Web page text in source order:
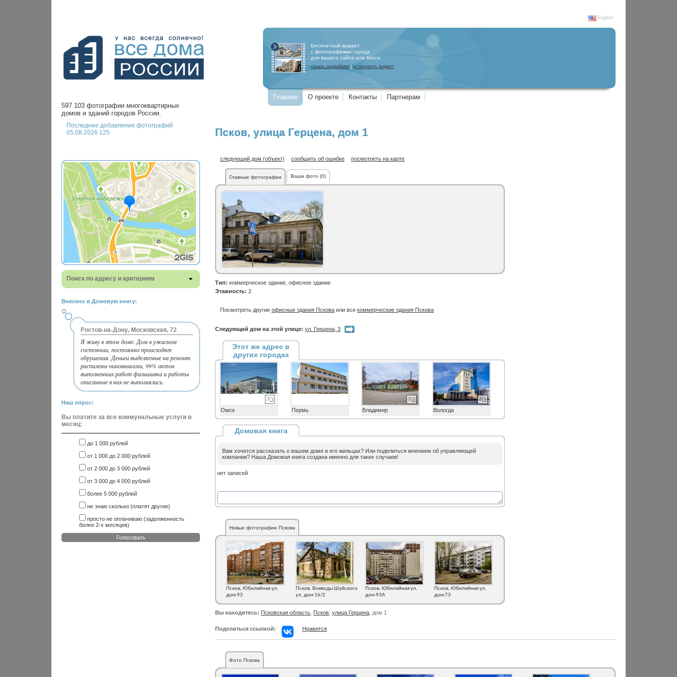
English
Бесплатный виджет
с фотографиями города
для вашего сайта или блога
узнать подробнее установить виджет
Главное О проекте Контакты
Партнерам
597 103 фотографии многоквартирных
домов и зданий городов России.
Последнее добавление фотографий
05.08.2026 125
Поиск по адресу и критериям
Внесено в Домовую книгу:
Ростов-на-Дону, Московская, 72
Я живу в этом доме. Дом в ужасном
состоянии, постоянно происходят
обрушения. Деньги выделяемые на ремонт
распилены чиновниками, 99% актов
выполненных работ фальшивка и работы
описанные в них не выполнялись.
Наш опрос:
Вы платите за все коммунальные услуги в
месяц:
до 1 000 рублей
от 1 000 до 2 000 рублей
от 2 000 до 3 000 рублей
от 3 000 до 4 000 рублей
более 5 000 рублей
не знаю сколько (платят другие)
просто не оплачиваю (задолженность
более 2-х месяцев)
Голосовать
Псков, улица Герцена, дом 1
следующий дом (объект) сообщить об ошибке посмотреть на карте
Главные фотографии Ваши фото (0)
Тип: коммерческое здание, офисное здание
Этажность: 2
Посмотреть другие офисные здания Пскова или все коммерческие здания Пскова
Следующий дом на этой улице: ул. Герцена, 3
Этот же адрес в
других городах
Омск
3
Пермь Владимир
3
Вологда
2
Домовая книга
Вам хочется рассказать о вашем доме и его жильцах? Или поделиться мнением об управляющей
компании? Наша Домовая книга создана именно для таких случаев!
нет записей
Новые фотографии Пскова
Псков, Юбилейная ул,
дом 93
Псков, Воеводы Шуйского
ул, дом 16/2
Псков, Юбилейная ул,
дом 93А
Псков, Юбилейная ул,
дом 73
Вы находитесь: Псковская область Псков улица Герцена , дом 1
Поделиться ссылкой: Нравится
Фото Пскова